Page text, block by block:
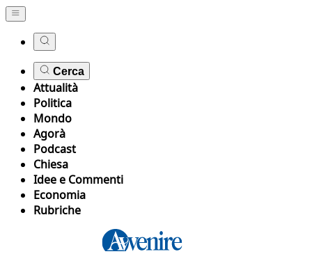
Cerca
Attualità
Politica
Mondo
Agorà
Podcast
Chiesa
Idee e Commenti
Economia
Rubriche